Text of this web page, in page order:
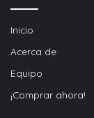
Inicio
Acerca de
Equipo
¡Comprar ahora!